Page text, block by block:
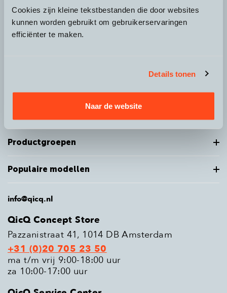
Cookies zijn kleine tekstbestanden die door websites
kunnen worden gebruikt om gebruikerservaringen
efficiënter te maken.
Details tonen
Naar de website
It's more than achoice
Productgroepen
Populaire modellen
info@qicq.nl
QicQ Concept Store
Pazzanistraat 41, 1014 DB Amsterdam
+31 (0)20 705 23 50
ma t/m vrij 9:00-18:00 uur
za 10:00-17:00 uur